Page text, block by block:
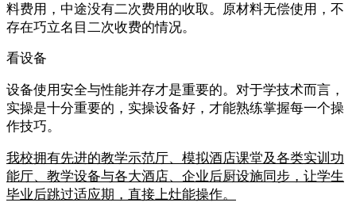
料费用，中途没有二次费用的收取。原材料无偿使用，不
存在巧立名目二次收费的情况。
看设备
设备使用安全与性能并存才是重要的。对于学技术而言，
实操是十分重要的，实操设备好，才能熟练掌握每一个操
作技巧。
我校拥有先进的教学示范厅、模拟酒店课堂及各类实训功
能厅、教学设备与各大酒店、企业后厨设施同步，让学生
毕业后跳过适应期，直接上灶能操作。